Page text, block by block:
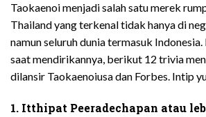
Taokaenoi menjadi salah satu merek
Thailand yang terkenal tidak hanya di
namun seluruh dunia termasuk Indonesia.
saat mendirikannya, berikut 12 trivia
dilansir Taokaenoiusa dan Forbes. Intip
1. Itthipat Peeradechapan atau